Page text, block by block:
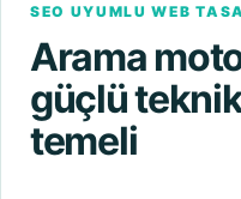
SEO UYUMLU WEB
Arama
güçlü
temeli